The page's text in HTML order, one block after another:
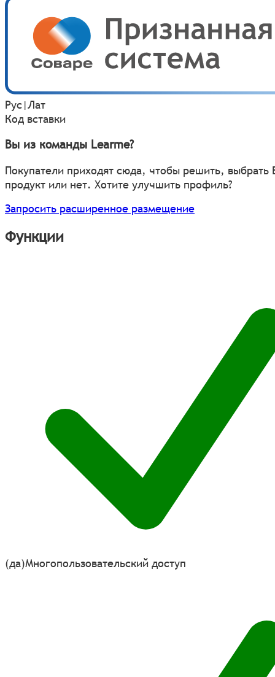
Рус|Лат
Код вставки
Вы из команды Learme?
Покупатели приходят сюда, чтобы решить, выбрать
продукт или нет. Хотите улучшить профиль?
Запросить расширенное размещение
Функции
(да)Многопользовательский доступ